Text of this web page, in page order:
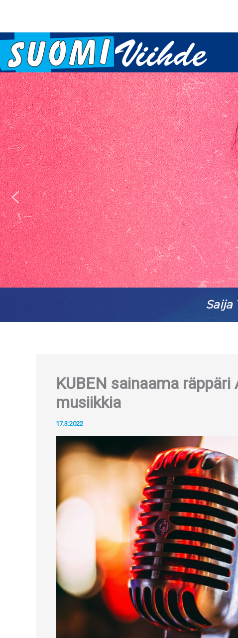
Saija
KUBEN sainaama
musiikkia
17.3.2022